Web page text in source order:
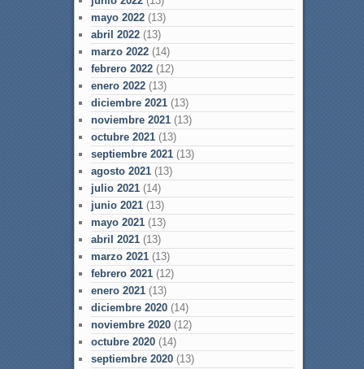
mayo 2022(13)
abril 2022(13)
marzo 2022(14)
febrero 2022(12)
enero 2022(13)
diciembre 2021(13)
noviembre 2021(13)
octubre 2021(13)
septiembre 2021(13)
agosto 2021(13)
julio 2021(14)
junio 2021(13)
mayo 2021(13)
abril 2021(13)
marzo 2021(13)
febrero 2021(12)
enero 2021(13)
diciembre 2020(14)
noviembre 2020(12)
octubre 2020(14)
septiembre 2020(13)